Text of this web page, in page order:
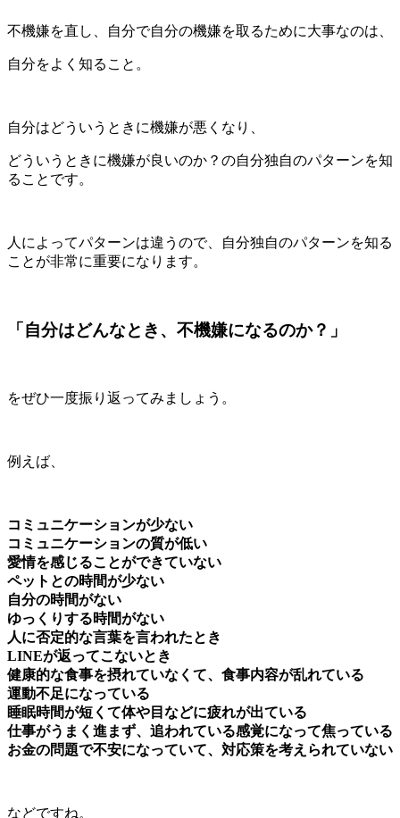
不機嫌を直し、自分で自分の機嫌を取るために大事なのは、
自分をよく知ること。
自分はどういうときに機嫌が悪くなり、
どういうときに機嫌が良いのか？の自分独自のパターンを知
ることです。
人によってパターンは違うので、自分独自のパターンを知る
ことが非常に重要になります。
「自分はどんなとき、不機嫌になるのか？」
をぜひ一度振り返ってみましょう。
例えば、
コミュニケーションが少ない
コミュニケーションの質が低い
愛情を感じることができていない
ペットとの時間が少ない
自分の時間がない
ゆっくりする時間がない
人に否定的な言葉を言われたとき
LINEが返ってこないとき
健康的な食事を摂れていなくて、食事内容が乱れている
運動不足になっている
睡眠時間が短くて体や目などに疲れが出ている
仕事がうまく進まず、追われている感覚になって焦っている
お金の問題で不安になっていて、対応策を考えられていない
などですね。